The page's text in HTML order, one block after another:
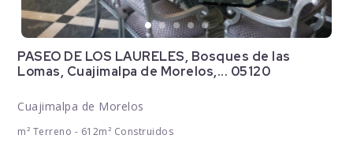
PASEO DE LOS LAURELES, Bosques de las
Lomas, Cuajimalpa de Morelos,... 05120
Cuajimalpa de Morelos
m² Terreno - 612m² Construidos